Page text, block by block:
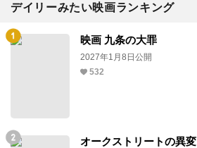
デイリーみたい映画ランキング
映画 九条の大罪
2027年1月8日公開
532
オークストリートの異変